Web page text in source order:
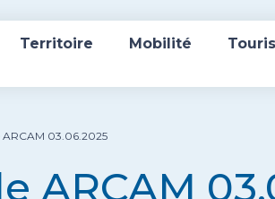
Territoire Mobilité
ARCAM 03.06.2025
ARCAM